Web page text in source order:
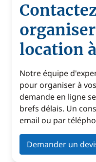
location
Notre équipe
pour organiser à
demande en ligne
brefs délais. Un
email ou par
Demander un